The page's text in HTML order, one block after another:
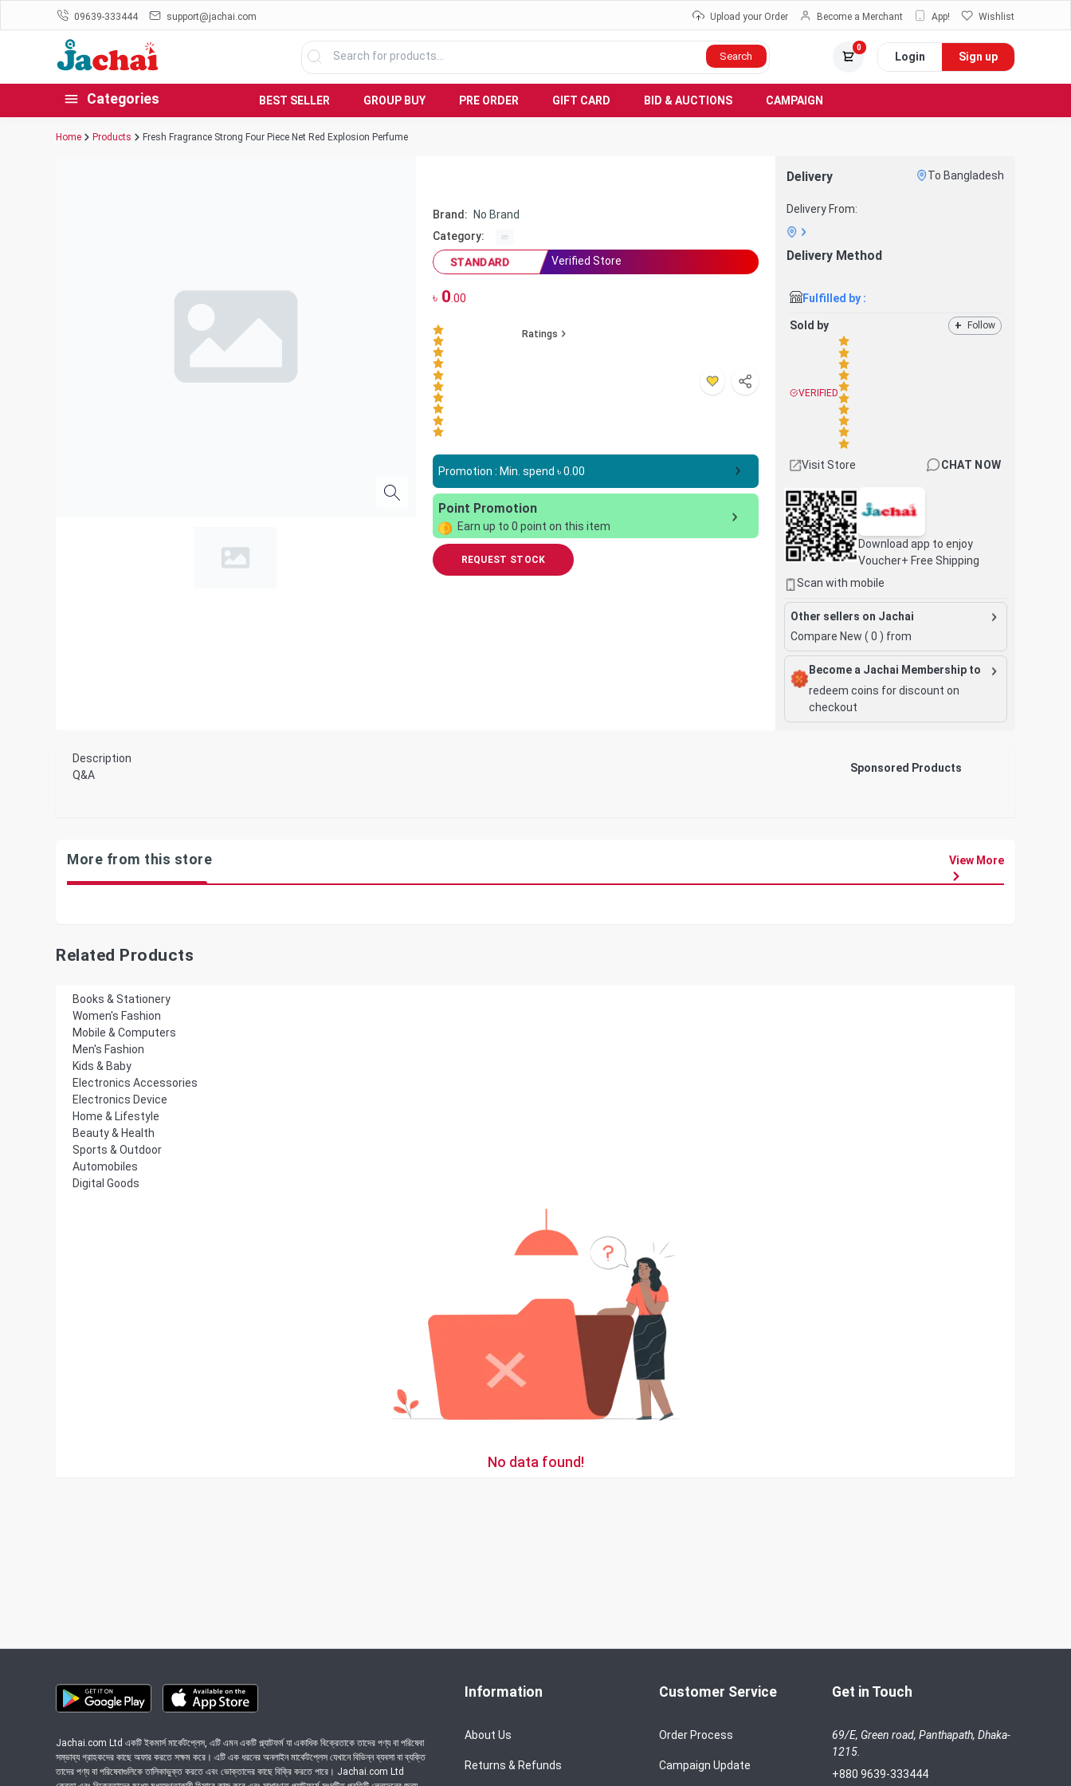
09639-333444 support@jachai.com Upload your Order Become a Merchant App! Wishlist
Search
0
Login Sign up
Categories BEST SELLER GROUP BUY PRE ORDER GIFT CARD BID & AUCTIONS CAMPAIGN
Home Products Fresh Fragrance Strong Four Piece Net Red Explosion Perfume
Brand:
No Brand
Category:
STANDARD
Verified Store
৳0 .00
Ratings
Promotion : Min. spend ৳0.00
Point Promotion
Earn up to 0 point on this item
REQUEST STOCK
Delivery To Bangladesh
Delivery From:
Delivery Method
Fulfilled by :
Sold by + Follow
VERIFIED
Visit Store CHAT NOW
Download app to enjoy
Voucher+ Free Shipping
Scan with mobile
Other sellers on Jachai
Compare New ( 0 ) from
Become a Jachai Membership to
redeem coins for discount on
checkout
Description
Q&A
Sponsored Products
More from this store View More
Related Products
Books & Stationery
Women's Fashion
Mobile & Computers
Men's Fashion
Kids & Baby
Electronics Accessories
Electronics Device
Home & Lifestyle
Beauty & Health
Sports & Outdoor
Automobiles
Digital Goods
No data found!
Jachai.com Ltd একটি ইকমার্স মার্কেটপ্লেস, এটি এমন একটি প্ল্যাটফর্ম যা একাধিক বিক্রেতাকে তাদের পণ্য বা পরিষেবা
সম্ভাব্য গ্রাহকদের কাছে অফার করতে সক্ষম করে। এটি এক ধরনের অনলাইন মার্কেটপ্লেস যেখানে বিভিন্ন ব্যবসা বা ব্যক্তি
তাদের পণ্য বা পরিষেবাগুলিকে তালিকাভুক্ত করতে এবং ভোক্তাদের কাছে বিক্রি করতে পারে। Jachai.com Ltd
Information
About Us
Returns & Refunds
Customer Service
Order Process
Campaign Update
Get in Touch
69/E, Green road, Panthapath, Dhaka-
1215.
+880 9639-333444